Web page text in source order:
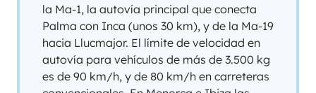
la Ma-1, la autovía principal que conecta
Palma con Inca (unos 30 km), y de la Ma-19
hacia Llucmajor. El límite de velocidad en
autovía para vehículos de más de 3.500 kg
es de 90 km/h, y de 80 km/h en carreteras